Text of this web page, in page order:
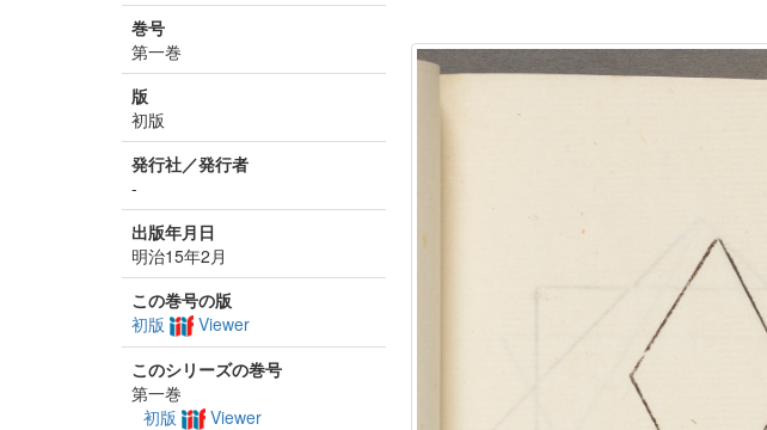
巻号
第一巻
版
初版
発行社／発行者
-
出版年月日
明治15年2月
この巻号の版
初版
Viewer
このシリーズの巻号
第一巻
初版
Viewer